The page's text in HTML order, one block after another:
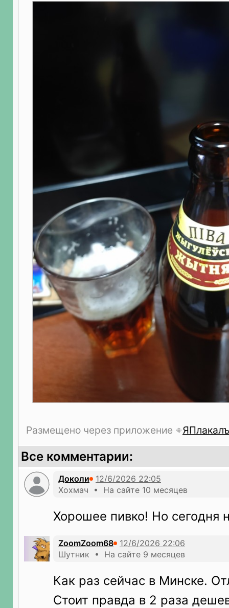
Размещено через приложение
Все комментарии:
Доколи
Хохмач • На сайте 10 месяцев
Хорошее пивко! Но сегодня
ZoomZoom68
Шутник • На сайте 9 месяцев
Как раз сейчас в Минске.
Стоит правда в 2 раза